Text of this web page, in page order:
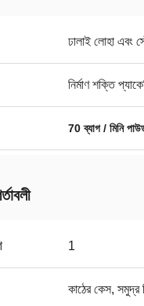
ঢালাই লোহা এবং
নির্মাণ শক্তি
70 ব্যাগ / মিনি
1
কাঠের কেস, সমুদ্র